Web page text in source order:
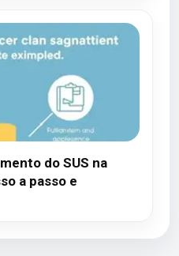
do SUS na
a passo e